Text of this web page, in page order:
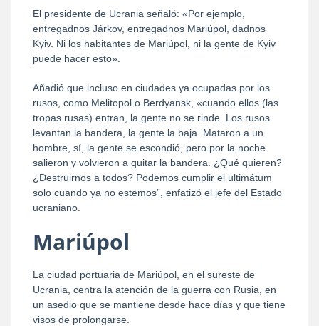
El presidente de Ucrania señaló: «Por ejemplo,
entregadnos Járkov, entregadnos Mariúpol, dadnos
Kyiv. Ni los habitantes de Mariúpol, ni la gente de Kyiv
puede hacer esto».
Añadió que incluso en ciudades ya ocupadas por los
rusos, como Melitopol o Berdyansk, «cuando ellos (las
tropas rusas) entran, la gente no se rinde. Los rusos
levantan la bandera, la gente la baja. Mataron a un
hombre, sí, la gente se escondió, pero por la noche
salieron y volvieron a quitar la bandera. ¿Qué quieren?
¿Destruirnos a todos? Podemos cumplir el ultimátum
solo cuando ya no estemos”, enfatizó el jefe del Estado
ucraniano.
Mariúpol
La ciudad portuaria de Mariúpol, en el sureste de
Ucrania, centra la atención de la guerra con Rusia, en
un asedio que se mantiene desde hace días y que tiene
visos de prolongarse.